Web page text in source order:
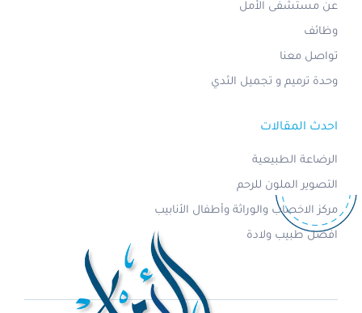
عن مستشفى الأمل
وظائف
تواصل معنا
وحدة ترميم و تجميل الثدي
احدث المقالات
الرضاعة الطبيعية
التصوير الملون للرحم
مركز الاخصاب والوراثة وأطفال الأنابيب
افضل طبيب ولادة